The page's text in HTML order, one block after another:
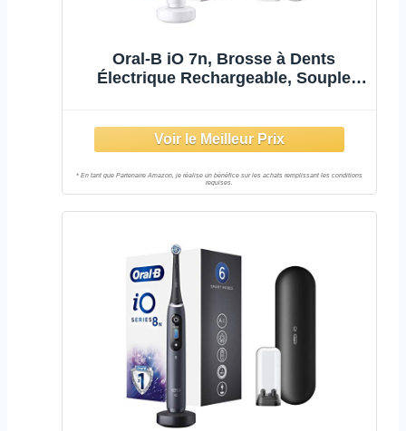
Oral-B iO 7n, Brosse à Dents
Électrique Rechargeable, Souple
Premium Offert, Connexion
Bluetooth, Blanc